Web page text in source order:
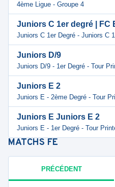
4ème Ligue - Groupe 4
Juniors C 1er degré | FC
Juniors C 1er Degré - Juniors C
Juniors D/9
Juniors D/9 - 1er Degré - Tour
Juniors E 2
Juniors E - 2ème Degré - Tour
Juniors E Juniors E 2
Juniors E - 1er Degré - Tour
MATCHS FE
PRÉCÉDENT